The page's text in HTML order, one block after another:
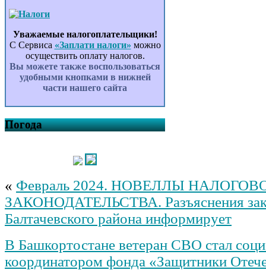
Уважаемые налогоплательщики!
С Сервиса «Заплати налоги» можно
осуществить оплату налогов.
Вы можете также воспользоваться
удобными кнопками в нижней
части нашего сайта
Погода
« Февраль 2024. НОВЕЛЛЫ
ЗАКОНОДАТЕЛЬСТВА. Разъяснения
Балтачевского района информирует
В Башкортостане ветеран СВО стал
координатором фонда «Защитники